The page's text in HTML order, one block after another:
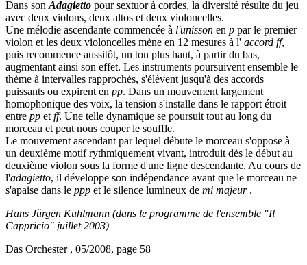
Dans son Adagietto pour sextuor à cordes, la diversité résulte du jeu
avec deux violons, deux altos et deux violoncelles.
Une mélodie ascendante commencée à l'unisson en p par le premier
violon et les deux violoncelles mène en 12 mesures à l' accord ff,
puis recommence aussitôt, un ton plus haut, à partir du bas,
augmentant ainsi son effet. Les instruments poursuivent ensemble le
thème à intervalles rapprochés, s'élèvent jusqu'à des accords
puissants ou expirent en pp. Dans un mouvement largement
homophonique des voix, la tension s'installe dans le rapport étroit
entre pp et ff. Une telle dynamique se poursuit tout au long du
morceau et peut nous couper le souffle.
Le mouvement ascendant par lequel débute le morceau s'oppose à
un deuxième motif rythmiquement vivant, introduit dès le début au
deuxième violon sous la forme d'une ligne descendante. Au cours de
l'adagietto, il développe son indépendance avant que le morceau ne
s'apaise dans le ppp et le silence lumineux de mi majeur .
Hans Jürgen Kuhlmann (dans le programme de l'ensemble "Il
Cappricio" juillet 2003)
Das Orchester , 05/2008, page 58